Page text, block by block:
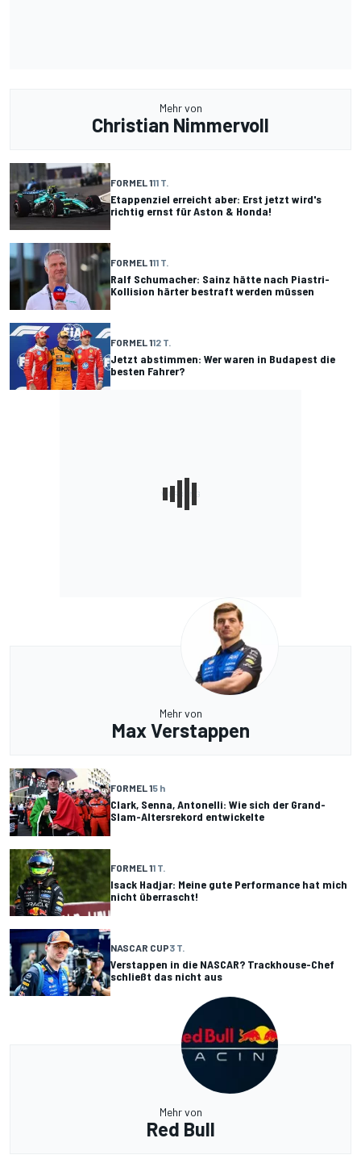
Mehr von
Christian Nimmervoll
FORMEL 111 T.
Etappenziel erreicht aber: Erst jetzt wird's
richtig ernst für Aston & Honda!
FORMEL 111 T.
Ralf Schumacher: Sainz hätte nach Piastri-
Kollision härter bestraft werden müssen
FORMEL 112 T.
Jetzt abstimmen: Wer waren in Budapest die
besten Fahrer?
Mehr von
Max Verstappen
FORMEL 15 h
Clark, Senna, Antonelli: Wie sich der Grand-
Slam-Altersrekord entwickelte
FORMEL 11 T.
Isack Hadjar: Meine gute Performance hat mich
nicht überrascht!
NASCAR CUP3 T.
Verstappen in die NASCAR? Trackhouse-Chef
schließt das nicht aus
Mehr von
Red Bull